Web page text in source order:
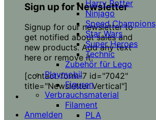
Sign up for Newsletter
Signup for our newsletter to
get notified about sales and
new products. Add any text
here or remove it.
[contact-form-7 id="7042"
title="Newsletter Vertical"]
Anmelden
Harry Potter
Ninjago
Speed Champions
Star Wars
Super Heroes
Technic
Zubehör für Lego
Playmobil
Figuren
Verbrauchsmaterial
Filament
PLA